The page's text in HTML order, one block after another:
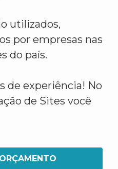
utilizados,
por empresas nas
do país.
de experiência! No
de Sites você